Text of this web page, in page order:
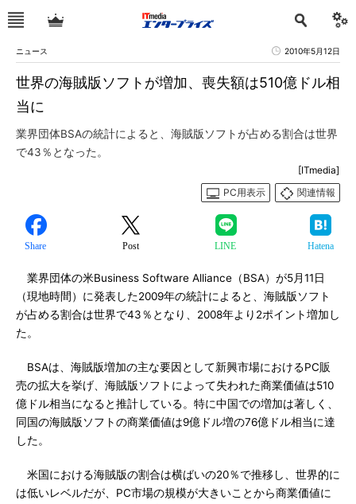
ニュース 2010年5月12日
世界の海賊版ソフトが増加、喪失額は510億ドル相
当に
業界団体BSAの統計によると、海賊版ソフトが占める割合は世界
で43％となった。
[ITmedia]
PC用表示
関連情報
Share Post LINE Hatena
業界団体の米Business Software Alliance（BSA）が5月11日
（現地時間）に発表した2009年の統計によると、海賊版ソフト
が占める割合は世界で43％となり、2008年より2ポイント増加し
た。
BSAは、海賊版増加の主な要因として新興市場におけるPC販
売の拡大を挙げ、海賊版ソフトによって失われた商業価値は510
億ドル相当になると推計している。特に中国での増加は著しく、
同国の海賊版ソフトの商業価値は9億ドル増の76億ドル相当に達
した。
米国における海賊版の割合は横ばいの20％で推移し、世界的に
は低いレベルだが、PC市場の規模が大きいことから商業価値に